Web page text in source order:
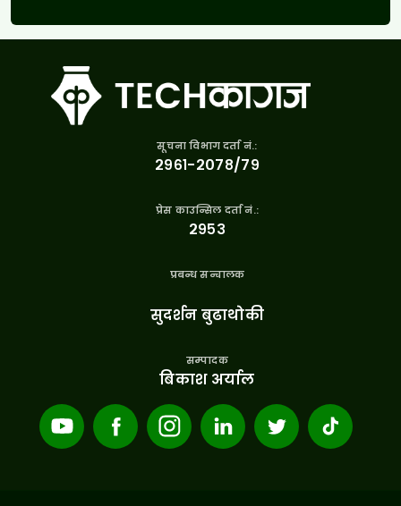
सूचना विभाग दर्ता नं.:
२९६१-२०७८/७९
प्रेस काउन्सिल दर्ता नं.:
२९५३
प्रबन्ध सन्चालक
सुदर्शन बुढाथोकी
सम्पादक
बिकाश अर्याल